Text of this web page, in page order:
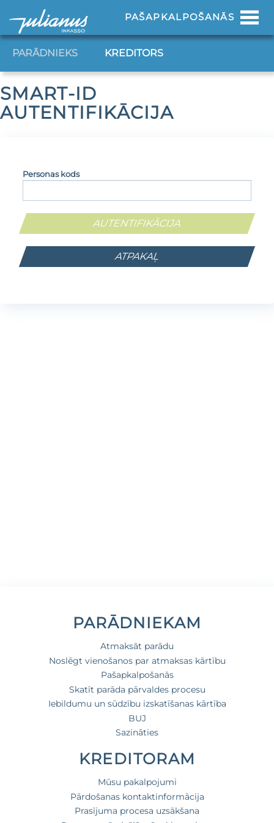
PAŠAPKALPOŠANĀS
PARĀDNIEKS KREDITORS
SMART-ID
AUTENTIFIKĀCIJA
Personas kods
ATPAKAĻ
PARĀDNIEKAM
Atmaksāt parādu
Noslēgt vienošanos par atmaksas kārtību
Pašapkalpošanās
Skatīt parāda pārvaldes procesu
Iebildumu un sūdzību izskatīšanas kārtība
BUJ
Sazināties
KREDITORAM
Mūsu pakalpojumi
Pārdošanas kontaktinformācija
Prasījuma procesa uzsākšana